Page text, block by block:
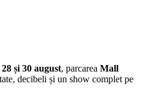
28 și 30 august, parcarea Mall
decibeli și un show complet pe